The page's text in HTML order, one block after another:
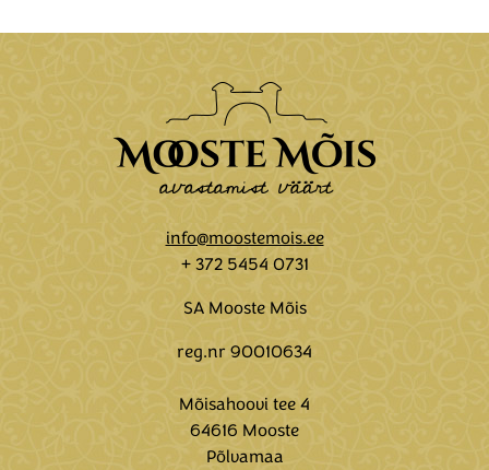
info@moostemois.ee
+ 372 5454 0731
SA Mooste Mõis
reg.nr 90010634
Mõisahoovi tee 4
64616 Mooste
Põlvamaa